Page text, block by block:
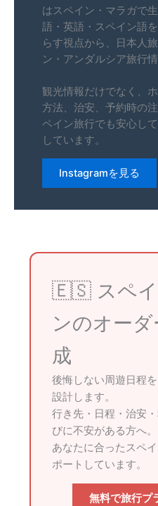
はスペイン・マラガで
語・英語・スペイン語
らす視点から、日本人
ン・アンダルシア旅行
観光情報だけでなく、
方法、治安、予約時の
ペイン旅行でも安心し
しています。
Instagramを見る
🇪🇸 スペイ
ンのオー
成
後悔しない周遊日程
設計します。
行き先・日程・治安
びに不安がある方へ。
あなたに合ったスペ
ポートしています。
無料で旅行プ